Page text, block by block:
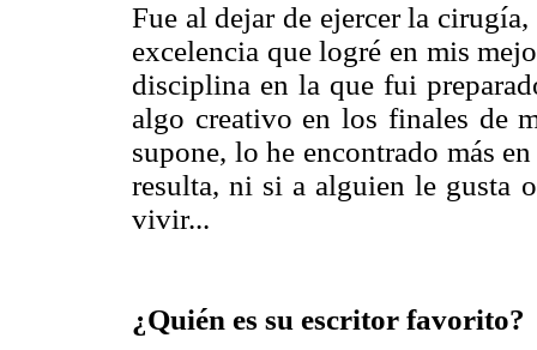
Fue al dejar de ejercer la
excelencia que logré en mis
disciplina en la que fui
algo creativo en los finales de
supone, lo he encontrado más
resulta, ni si a alguien le gusta
vivir...
¿Quién es su escritor favorito?